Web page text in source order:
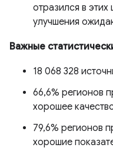
отразился в
улучшения
Важные
18 068 328
66,6% регионов
хорошее
79,6% регионов
хорошие